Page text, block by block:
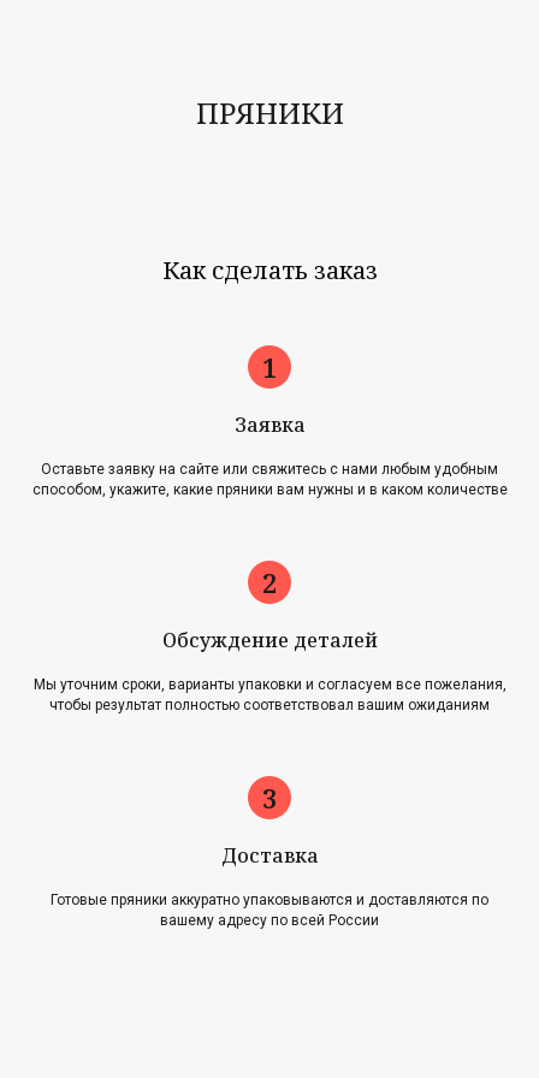
ПРЯНИКИ
Как сделать заказ
Заявка
Оставьте заявку на сайте или свяжитесь с нами любым удобным
способом, укажите, какие пряники вам нужны и в каком количестве
Обсуждение деталей
Мы уточним сроки, варианты упаковки и согласуем все пожелания,
чтобы результат полностью соответствовал вашим ожиданиям
Доставка
Готовые пряники аккуратно упаковываются и доставляются по
вашему адресу по всей России
Новости